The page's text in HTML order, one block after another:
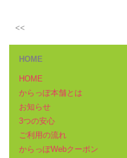
<<
HOME
HOME
からっぽ本舗とは
お知らせ
3つの安心
ご利用の流れ
からっぽWebクーポン